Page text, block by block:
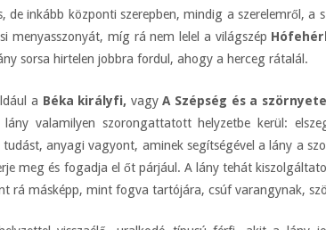
inkább központi szerepben, mindig a szerelemről, a
menyasszonyát, míg rá nem lelel a világszép
sorsa hirtelen jobbra fordul, ahogy a herceg rátalál.
a Béka királyfi, vagyA Szépség és a
valamilyen szorongattatott helyzetbe kerül:
anyagi vagyont, aminek segítségével a lány a
meg és fogadja el őt párjául. A lány tehát
rá másképp, mint fogva tartójára, csúf varangynak,